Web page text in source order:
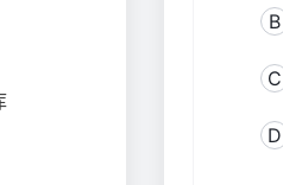
B
C
D